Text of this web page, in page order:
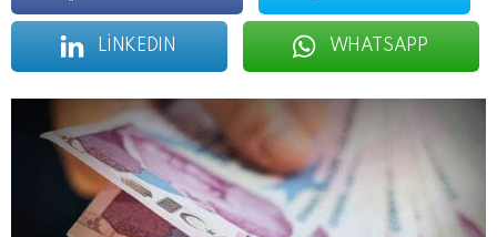
LINKEDIN WHATSAPP